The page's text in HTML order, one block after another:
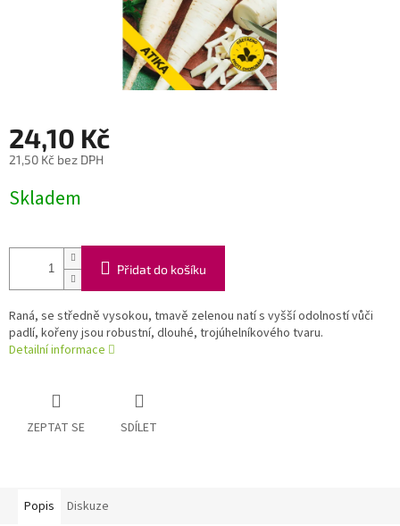
24,10 Kč
21,50 Kč bez DPH
cena:
Skladem
Přidat do košíku
Raná, se středně vysokou, tmavě zelenou natí s vyšší odolností vůči
padlí, kořeny jsou robustní, dlouhé, trojúhelníkového tvaru.
Detailní informace
ZEPTAT SE SDÍLET
Popis Diskuze